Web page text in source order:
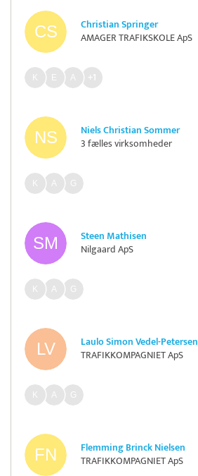
Christian Springer
AMAGER TRAFIKSKOLE ApS
+1
Niels Christian Sommer
3 fælles virksomheder
Steen Mathisen
Nilgaard ApS
Laulo Simon Vedel-Petersen
TRAFIKKOMPAGNIET ApS
Flemming Brinck Nielsen
TRAFIKKOMPAGNIET ApS